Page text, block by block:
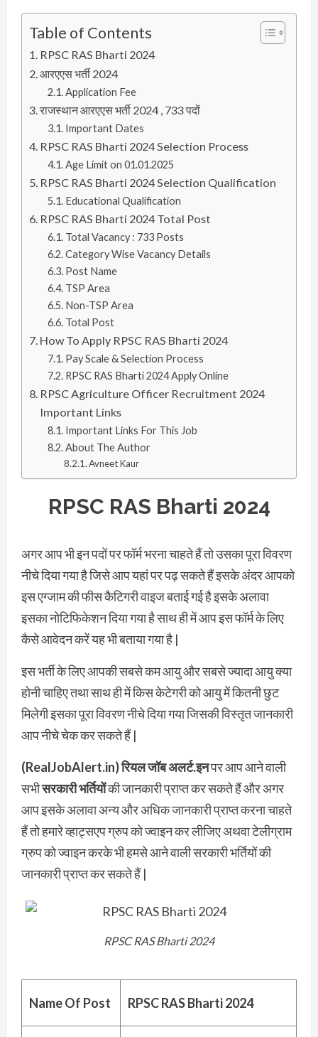
Table of Contents
RPSC RAS Bharti 2024
आरएएस भर्ती 2024
Application Fee
राजस्थान आरएएस भर्ती 2024 , 733 पदों
Important Dates
RPSC RAS Bharti 2024 Selection Process
Age Limit on 01.01.2025
RPSC RAS Bharti 2024 Selection Qualification
Educational Qualification
RPSC RAS Bharti 2024 Total Post
Total Vacancy : 733 Posts
Category Wise Vacancy Details
Post Name
TSP Area
Non-TSP Area
Total Post
How To Apply RPSC RAS Bharti 2024
Pay Scale & Selection Process
RPSC RAS Bharti 2024 Apply Online
RPSC Agriculture Officer Recruitment 2024
Important Links
Important Links For This Job
About The Author
Avneet Kaur
RPSC RAS Bharti 2024
अगर आप भी इन पदों पर फॉर्म भरना चाहते हैं तो उसका पूरा विवरण
नीचे दिया गया है जिसे आप यहां पर पढ़ सकते हैं इसके अंदर आपको
इस एग्जाम की फीस कैटिगरी वाइज बताई गई है इसके अलावा
इसका नोटिफिकेशन दिया गया है साथ ही में आप इस फॉर्म के लिए
कैसे आवेदन करें यह भी बताया गया है |
इस भर्ती के लिए आपकी सबसे कम आयु और सबसे ज्यादा आयु क्या
होनी चाहिए तथा साथ ही में किस केटेगरी को आयु में कितनी छुट
मिलेगी इसका पूरा विवरण नीचे दिया गया जिसकी विस्तृत जानकारी
आप नीचे चेक कर सकते हैं |
(RealJobAlert.in) रियल जॉब अलर्ट.इनपर आप आने वाली
सभीसरकारी भर्तियोंकी जानकारी प्राप्त कर सकते हैं और अगर
आप इसके अलावा अन्य और अधिक जानकारी प्राप्त करना चाहते
हैं तो हमारे व्हाट्सएप ग्रुप को ज्वाइन कर लीजिए अथवा टेलीग्राम
ग्रुप को ज्वाइन करके भी हमसे आने वाली सरकारी भर्तियों की
जानकारी प्राप्त कर सकते हैं |
RPSC RAS Bharti 2024
Name Of Post RPSC RAS Bharti 2024